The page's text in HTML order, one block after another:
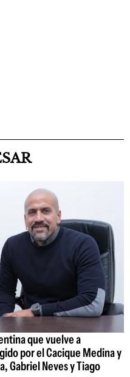
que vuelve a
por el Cacique Medina y
Gabriel Neves y Tiago